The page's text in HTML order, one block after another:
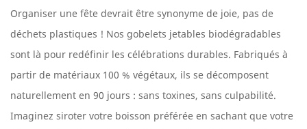
Organiser une fête devrait être synonyme de joie, pas de
déchets plastiques ! Nos gobelets jetables biodégradables
sont là pour redéfinir les célébrations durables. Fabriqués à
partir de matériaux 100 % végétaux, ils se décomposent
naturellement en 90 jours : sans toxines, sans culpabilité.
Imaginez siroter votre boisson préférée en sachant que votre